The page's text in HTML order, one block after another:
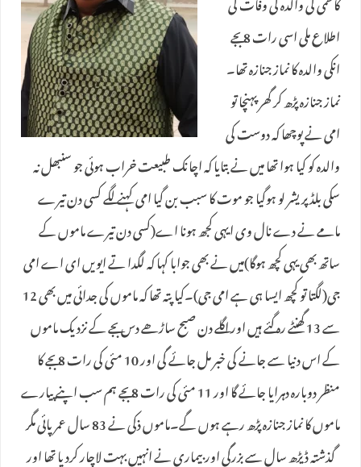
اطلاع ملی اسی رات 8 بجے
انکی والدہ کا نماز جنازہ تھا۔
نماز جنازہ پڑھ کر گھر پہنچا تو
امی نے پوچھا کہ دوست کی
والدہ کو کیا ہوا تھا میں نے بتایا کہ اچانک طبیعت خراب ہوئی جو سنبھل نہ
سکی بلڈ پریشر لو ہوگیا جو موت کا سبب بن گیا امی کہنے لگے کسی دن تیرے
مامے نے دے نال وی ایہی کجھ ہونا اے(کسی دن تیرے ماموں کے
ساتھ بھی یہی کچھ ہوگا)میں نے بھی جوابا کہا کہ لگدا تے ایویں ای اے امی
جی(لگتا تو کچھ ایسا ہی ہے امی جی)۔کیا پتہ تھا کہ ماموں کی جدائی میں بھی 12
سے 13 گھنٹے رہ گئے ہیں اور اگلے دن صبح ساڑھے دس بجے کے نزدیک ماموں
کے اس دنیا سے جانے کی خبر مل جائے گی اور 10 مئی کی رات 8 بجے کا
منظر دوبارہ دہرایا جائے گا اور 11 مئی کی رات 8 بجے ہم سب اپنے پیارے
ماموں کا نماز جنازہ پڑھ رہے ہوں گے۔ماموں ذکی نے 83 سال عمر پائی مگر